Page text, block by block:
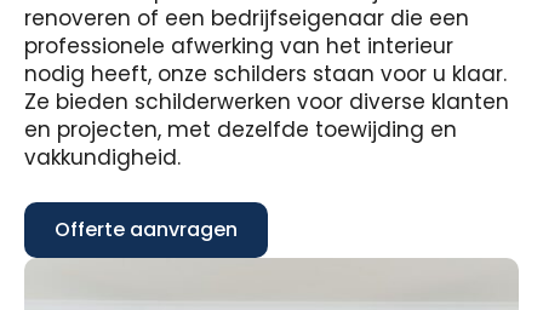
renoveren of een bedrijfseigenaar die een
professionele afwerking van het interieur
nodig heeft, onze schilders staan voor u klaar.
Ze bieden schilderwerken voor diverse klanten
en projecten, met dezelfde toewijding en
vakkundigheid.
Offerte aanvragen